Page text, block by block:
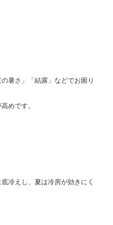
暑さ」「結露」などでお困り
めです。
冷えし、夏は冷房が効きにく